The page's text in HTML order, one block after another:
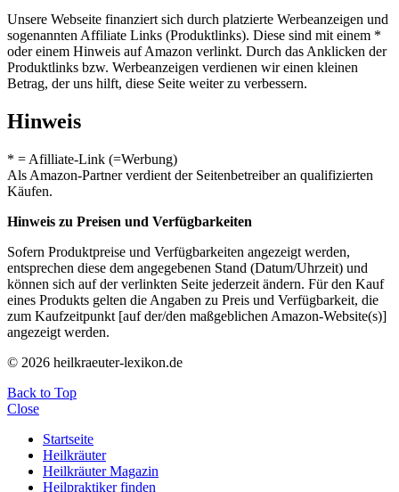
Unsere Webseite finanziert sich durch platzierte Werbeanzeigen und
sogenannten Affiliate Links (Produktlinks). Diese sind mit einem *
oder einem Hinweis auf Amazon verlinkt. Durch das Anklicken der
Produktlinks bzw. Werbeanzeigen verdienen wir einen kleinen
Betrag, der uns hilft, diese Seite weiter zu verbessern.
Hinweis
* = Afilliate-Link (=Werbung)
Als Amazon-Partner verdient der Seitenbetreiber an qualifizierten
Käufen.
Hinweis zu Preisen und Verfügbarkeiten
Sofern Produktpreise und Verfügbarkeiten angezeigt werden,
entsprechen diese dem angegebenen Stand (Datum/Uhrzeit) und
können sich auf der verlinkten Seite jederzeit ändern. Für den Kauf
eines Produkts gelten die Angaben zu Preis und Verfügbarkeit, die
zum Kaufzeitpunkt [auf der/den maßgeblichen Amazon-Website(s)]
angezeigt werden.
© 2026 heilkraeuter-lexikon.de
Back to Top
Close
Startseite
Heilkräuter
Heilkräuter Magazin
Heilpraktiker finden